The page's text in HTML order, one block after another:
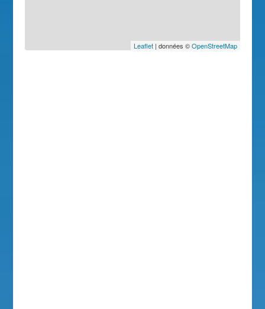
Leaflet| données ©OpenStreetMap